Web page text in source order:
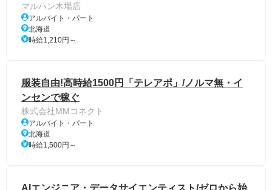
マルハン木場店
アルバイト・パート
北海道
時給1,210円～
服装自由!高時給1500円「テレアポ」/ノルマ無・イ
ンセンで稼ぐ
株式会社MMコネクト
アルバイト・パート
北海道
時給1,500円～
AIエンジニア・データサイエンティスト/ゼロから始